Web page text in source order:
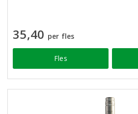
35,40 per fles
Fles